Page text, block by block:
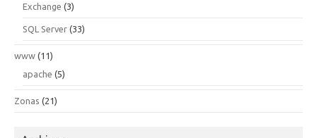
Exchange (3)
SQL Server (33)
www (11)
apache (5)
Zonas (21)